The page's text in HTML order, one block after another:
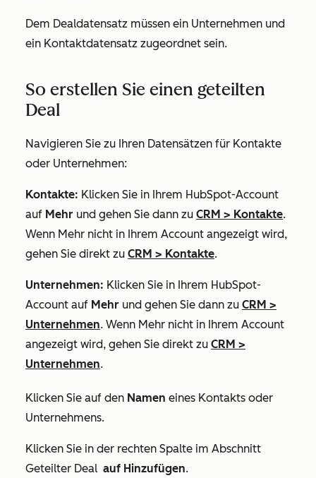
Dem Dealdatensatz müssen ein Unternehmen und
ein Kontaktdatensatz zugeordnet sein.
So erstellen Sie einen geteilten
Deal
Navigieren Sie zu Ihren Datensätzen für Kontakte
oder Unternehmen:
Kontakte: Klicken Sie in Ihrem HubSpot-Account
auf Mehr und gehen Sie dann zu CRM > Kontakte.
Wenn Mehr nicht in Ihrem Account angezeigt wird,
gehen Sie direkt zu CRM > Kontakte.
Unternehmen: Klicken Sie in Ihrem HubSpot-
Account auf Mehr und gehen Sie dann zu CRM >
Unternehmen. Wenn Mehr nicht in Ihrem Account
angezeigt wird, gehen Sie direkt zu CRM >
Unternehmen.
Klicken Sie auf den Namen eines Kontakts oder
Unternehmens.
Klicken Sie in der rechten Spalte im Abschnitt
Geteilter Deal auf Hinzufügen.